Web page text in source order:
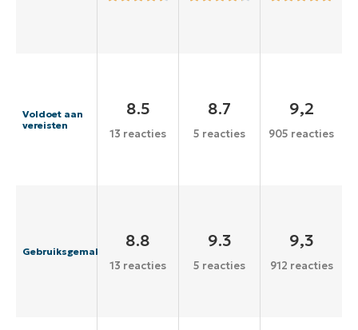
Voldoet aan
vereisten
8.5
13 reacties
8.7
5 reacties
9,2
905 reacties
Gebruiksgemak
8.8
13 reacties
9.3
5 reacties
9,3
912 reacties